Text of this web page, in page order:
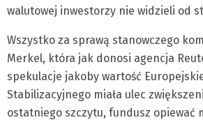
walutowej inwestorzy nie widzieli od
Wszystko za sprawą stanowczego
Merkel, która jak donosi agencja
spekulacje jakoby wartość
Stabilizacyjnego miała ulec
ostatniego szczytu, fundusz opiewać